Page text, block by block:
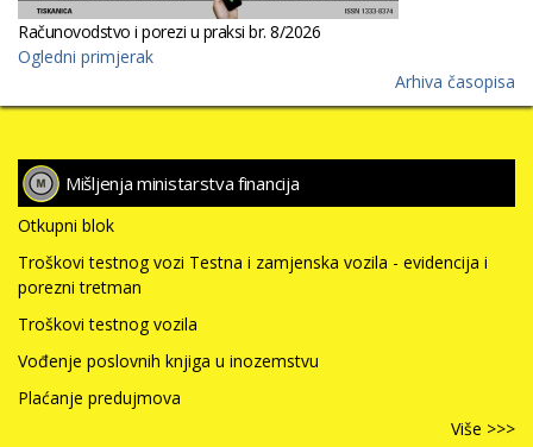
Računovodstvo i porezi u praksi br. 8/2026
Ogledni primjerak
Arhiva časopisa
Mišljenja ministarstva financija
Otkupni blok
Troškovi testnog vozi Testna i zamjenska vozila - evidencija i
porezni tretman
Troškovi testnog vozila
Vođenje poslovnih knjiga u inozemstvu
Plaćanje predujmova
Više >>>